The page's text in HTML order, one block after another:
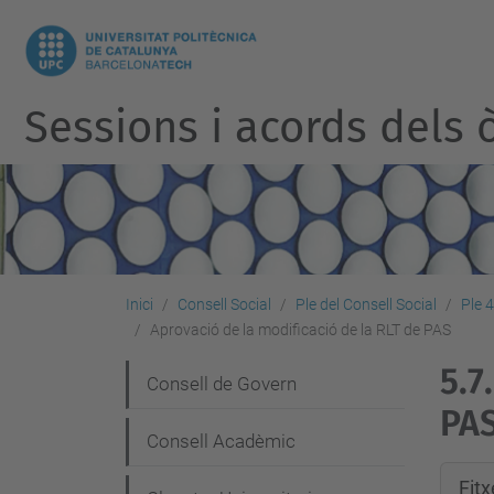
Sessions i acords dels
Inici Consell Social Ple del Consell Social
Ple
Aprovació de la modificació de la RLT de PAS
5.7.
a
v
Consell de Govern
Consell Acadèmic